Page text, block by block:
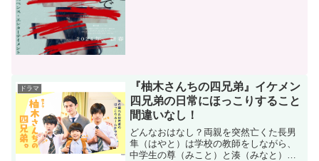
ドラマ
『柚木さんちの四兄弟』イケメン
四兄弟の日常にほっこりすること
間違いなし！
どんなおはなし？両親を突然亡くた長男
隼（はやと）は学校の教師をしながら、
中学生の尊（みこと）と湊（みなと）、